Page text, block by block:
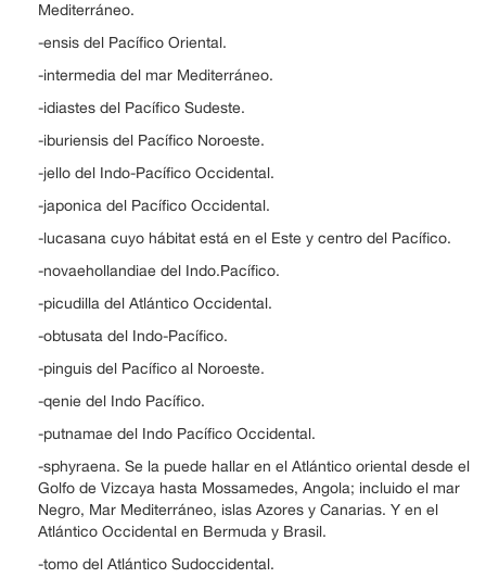
Mediterráneo.
-ensis del Pacífico Oriental.
-intermedia del mar Mediterráneo.
-idiastes del Pacífico Sudeste.
-iburiensis del Pacífico Noroeste.
-jello del Indo-Pacífico Occidental.
-japonica del Pacífico Occidental.
-lucasana cuyo hábitat está en el Este y centro del Pacífico.
-novaehollandiae del Indo.Pacífico.
-picudilla del Atlántico Occidental.
-obtusata del Indo-Pacífico.
-pinguis del Pacífico al Noroeste.
-qenie del Indo Pacífico.
-putnamae del Indo Pacífico Occidental.
-sphyraena. Se la puede hallar en el Atlántico oriental desde el
Golfo de Vizcaya hasta Mossamedes, Angola; incluido el mar
Negro, Mar Mediterráneo, islas Azores y Canarias. Y en el
Atlántico Occidental en Bermuda y Brasil.
-tomo del Atlántico Sudoccidental.